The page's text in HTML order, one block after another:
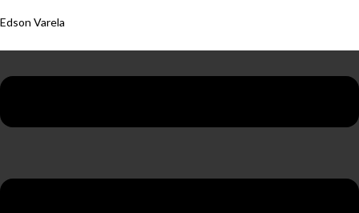
Edson Varela